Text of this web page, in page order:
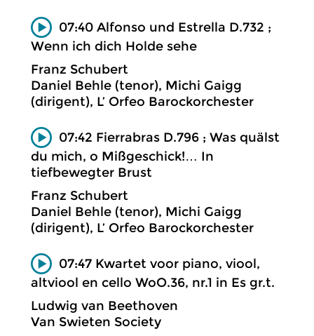
07:40 Alfonso und Estrella D.732 ;
Wenn ich dich Holde sehe
Franz Schubert
Daniel Behle (tenor), Michi Gaigg
(dirigent), L’ Orfeo Barockorchester
07:42 Fierrabras D.796 ; Was quälst
du mich, o Mißgeschick!… In
tiefbewegter Brust
Franz Schubert
Daniel Behle (tenor), Michi Gaigg
(dirigent), L’ Orfeo Barockorchester
07:47 Kwartet voor piano, viool,
altviool en cello WoO.36, nr.1 in Es gr.t.
Ludwig van Beethoven
Van Swieten Society